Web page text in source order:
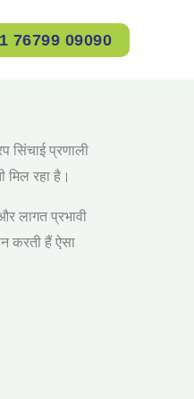
76799 09090
सिंचाई प्रणाली
रहा है।
लागत प्रभावी
करती हैं ऐसा